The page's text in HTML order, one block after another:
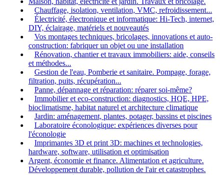
Chauffage, isolation, ventilation, VMC, refroidissement...
Électricité, électronique et informatique: Hi-Tech, internet,
DIY, éclairage, matériels et nouveautés
Vos montages techniques, bricolages, innovations et auto-
construction: fabriquer un objet ou une installation
Rénovation, chantier et travaux immobiliers: aide, conseils
et méthodes...
Gestion de l'eau, Pomberie et sanitaire. Pompage, forage,
filtration, puits, récupération...
Panne, dépannage et réparation: réparer soi-même?
Immobilier et eco-construction: diagnostics, HQE, HPE,
bioclimatisme, habitat naturel et architecture climatique
Jardin: aménagement, plantes, potager, bassins et piscines
Laboratoire éconologique: expériences diverses pour
l'éconologie
Imprimantes 3D et print 3D: machines et technologies,
hardware, software, utilisation et optimisation
Argent, économie et finance. Alimentation et agriculture.
Développement durable, pollution de l'air et catastrophes.